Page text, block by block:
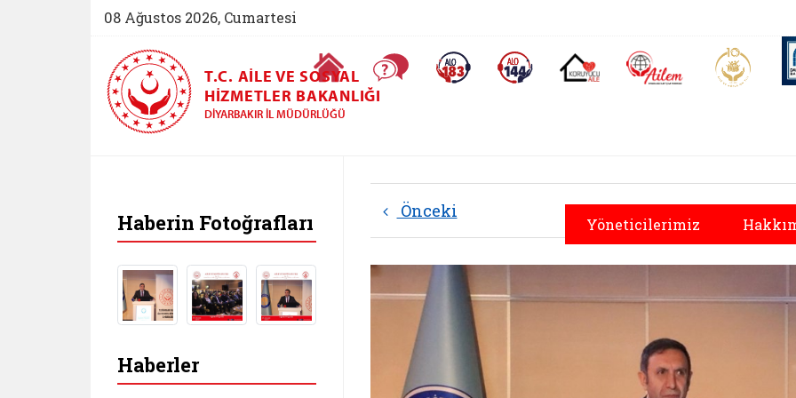
08 Ağustos 2026, Cumartesi
Ana Sayfa Sıkça Sorulan SorularAlo 183 (yeni sekmede açılır)Alo 144 (yeni sekmede açılır)Koruyucu Aile (yeni sekmede açılır)
AİLEM İletişim Aile ve
T.C. AILE VE SOSYAL
HIZMETLER BAKANLIĞI
DIYARBAKIR İL MÜDÜRLÜĞÜ
Yöneticilerimiz
Önceki
Haberin Fotoğrafları
Haberler